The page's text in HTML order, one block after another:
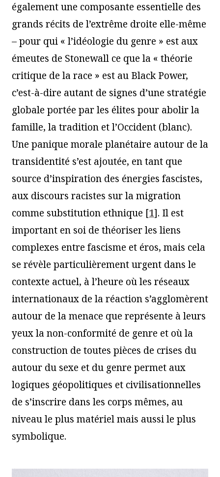
également une composante essentielle des
grands récits de l’extrême droite elle-même
– pour qui « l’idéologie du genre » est aux
émeutes de Stonewall ce que la « théorie
critique de la race » est au Black Power,
c’est-à-dire autant de signes d’une stratégie
globale portée par les élites pour abolir la
famille, la tradition et l’Occident (blanc).
Une panique morale planétaire autour de la
transidentité s’est ajoutée, en tant que
source d’inspiration des énergies fascistes,
aux discours racistes sur la migration
comme substitution ethnique [1]. Il est
important en soi de théoriser les liens
complexes entre fascisme et éros, mais cela
se révèle particulièrement urgent dans le
contexte actuel, à l’heure où les réseaux
internationaux de la réaction s’agglomèrent
autour de la menace que représente à leurs
yeux la non-conformité de genre et où la
construction de toutes pièces de crises du
autour du sexe et du genre permet aux
logiques géopolitiques et civilisationnelles
de s’inscrire dans les corps mêmes, au
niveau le plus matériel mais aussi le plus
symbolique.